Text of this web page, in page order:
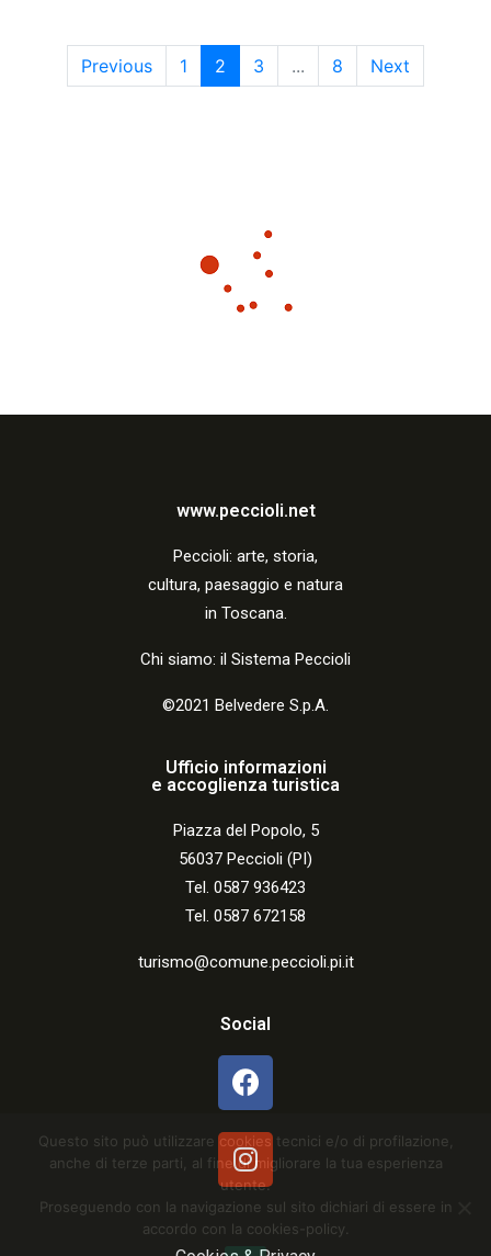
Previous 1 2 3 ... 8 Next
www.peccioli.net
Peccioli: arte, storia,
cultura, paesaggio e natura
in Toscana.
Chi siamo: il Sistema Peccioli
©2021 Belvedere S.p.A.
Ufficio informazioni
e accoglienza turistica
Piazza del Popolo, 5
56037 Peccioli (PI)
Tel. 0587 936423
Tel. 0587 672158
turismo@comune.peccioli.pi.it
Social
Questo sito può utilizzare cookies tecnici e/o di profilazione,
anche di terze parti, al fine di migliorare la tua esperienza
utente.
Proseguendo con la navigazione sul sito dichiari di essere in
accordo con la cookies-policy.